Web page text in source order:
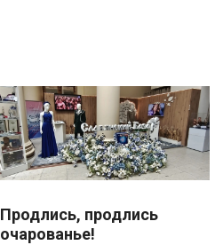
Продлись, продлись
очарованье!